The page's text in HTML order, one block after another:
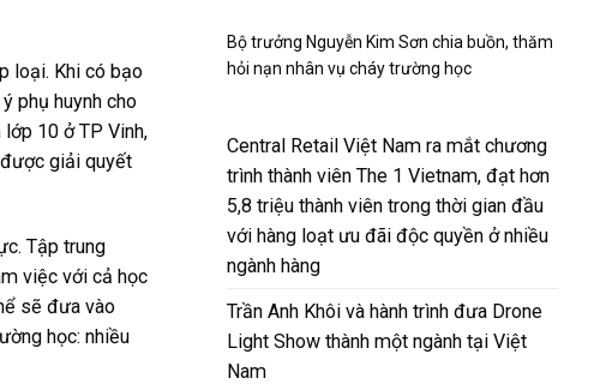
loại. Khi có bạo
phụ huynh cho
10 ở TP Vinh,
giải quyết
Tập trung
việc với cả học
sẽ đưa vào
học: nhiều
Bộ trưởng Nguyễn Kim Sơn chia buồn, thăm
hỏi nạn nhân vụ cháy trường học
Central Retail Việt Nam ra mắt chương
trình thành viên The 1 Vietnam, đạt hơn
5,8 triệu thành viên trong thời gian đầu
với hàng loạt ưu đãi độc quyền ở nhiều
ngành hàng
Trần Anh Khôi và hành trình đưa Drone
Light Show thành một ngành tại Việt
Nam